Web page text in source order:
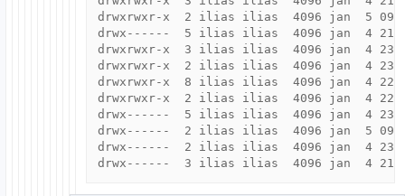
drwxrwxr-x  2 ilias ilias  4096 jan  5
drwx------  5 ilias ilias  4096 jan  4
drwxrwxr-x  3 ilias ilias  4096 jan  4
drwxrwxr-x  2 ilias ilias  4096 jan  4
drwxrwxr-x  8 ilias ilias  4096 jan  4
drwxrwxr-x  2 ilias ilias  4096 jan  4
drwx------  5 ilias ilias  4096 jan  4
drwx------  2 ilias ilias  4096 jan  5
drwx------  2 ilias ilias  4096 jan  4